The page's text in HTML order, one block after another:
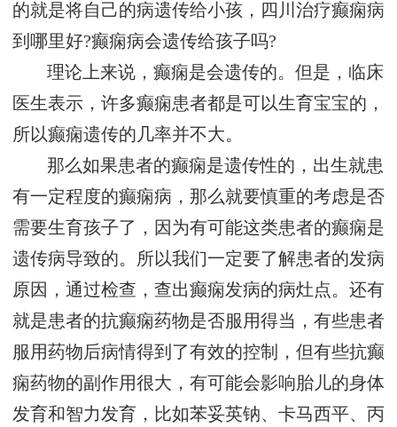
的就是将自己的病遗传给小孩，四川治疗癫痫病
到哪里好?癫痫病会遗传给孩子吗?
理论上来说，癫痫是会遗传的。但是，临床
医生表示，许多癫痫患者都是可以生育宝宝的，
所以癫痫遗传的几率并不大。
那么如果患者的癫痫是遗传性的，出生就患
有一定程度的癫痫病，那么就要慎重的考虑是否
需要生育孩子了，因为有可能这类患者的癫痫是
遗传病导致的。所以我们一定要了解患者的发病
原因，通过检查，查出癫痫发病的病灶点。还有
就是患者的抗癫痫药物是否服用得当，有些患者
服用药物后病情得到了有效的控制，但有些抗癫
痫药物的副作用很大，有可能会影响胎儿的身体
发育和智力发育，比如苯妥英钠、卡马西平、丙